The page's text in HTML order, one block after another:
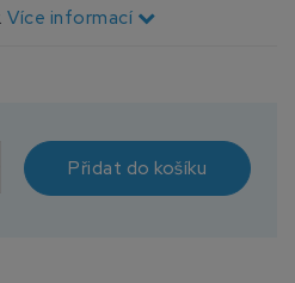
Více informací
Přidat do košíku